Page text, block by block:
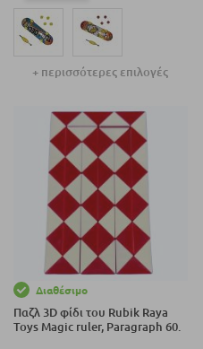
+ περισσότερες επιλογές
Διαθέσιμο
Παζλ 3D φίδι του Rubik Raya
Toys Magic ruler, Paragraph 60.